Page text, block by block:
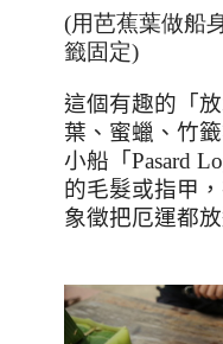
(用芭蕉葉做船
籤固定)
這個有趣的「
葉、蜜蠟、竹
小船「 Pasard
的毛髮或指甲
象徵把厄運都